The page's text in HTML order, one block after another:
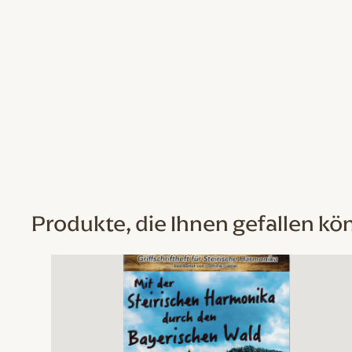
Produkte, die Ihnen gefallen